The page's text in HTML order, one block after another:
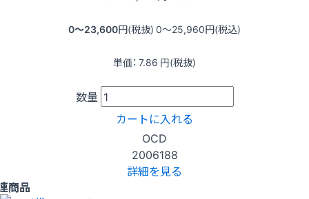
0〜23,600円(税抜) 0〜25,960円(税込)
単価： 7.86 円(税抜)
数量
カートに入れる
OCD
2006188
詳細を見る
商品